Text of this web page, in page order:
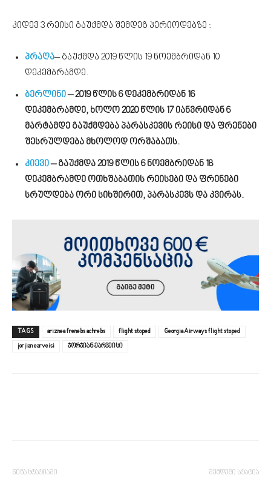
კიდევ 3 რეისი გაუქმდა შემდეგ პერიოდებზე :
პრაღა– გაუქმდა 2019 წლის 19 ნოემბრიდან 10
დეკემბრამდე.
ბერლინი– 2019 წლის 6 დეკემბრიდან 16
დეკემბრამდე, ხოლო 2020 წლის 17 იანვრიდან 6
მარტამდე გაუქმდება პარასკევის რეისი და ფრენები
შესრულდება მხოლოდ ორშაბათს.
კიევი– გაუქმდა 2019 წლის 6 ნოემბრიდან 18
დეკემბრამდე ოთხშაბათის რეისები და ფრენები
სრულდება ორი სიხშირით, პარასკევს და კვირას.
TAGS ariznea frenebs achrebs flight stoped
Georgia Airways flight stoped
jorjian earveisi
ჯორჯიან ეარვეისი
წინა სტატიაში შემდეგი სტატია